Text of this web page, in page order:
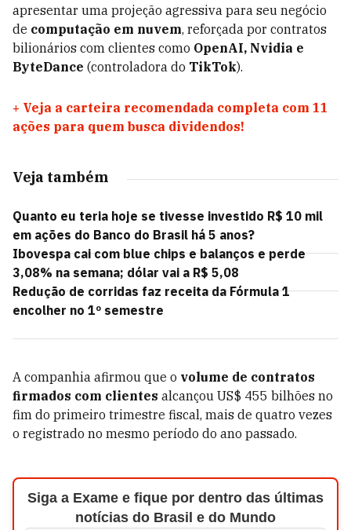
apresentar uma projeção agressiva para seu negócio
de computação em nuvem, reforçada por contratos
bilionários com clientes como OpenAI, Nvidia e
ByteDance (controladora do TikTok).
+ Veja a carteira recomendada completa com 11
ações para quem busca dividendos!
Veja também
Quanto eu teria hoje se tivesse investido R$ 10 mil
em ações do Banco do Brasil há 5 anos?
Ibovespa cai com blue chips e balanços e perde
3,08% na semana; dólar vai a R$ 5,08
Redução de corridas faz receita da Fórmula 1
encolher no 1º semestre
A companhia afirmou que o volume de contratos
firmados com clientes alcançou US$ 455 bilhões no
fim do primeiro trimestre fiscal, mais de quatro vezes
o registrado no mesmo período do ano passado.
Siga a Exame e fique por dentro das últimas
notícias do Brasil e do Mundo